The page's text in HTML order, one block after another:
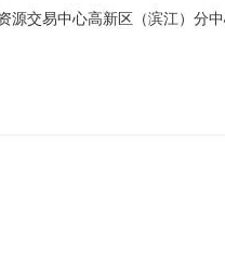
交易中心高新区（滨江）分
下车位使用管理费（元/个/月）